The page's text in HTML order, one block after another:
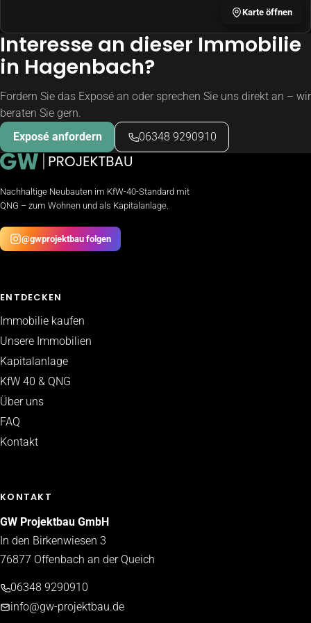
Karte öffnen
Interesse an dieser Immobilie
in Hagenbach?
Fordern Sie das Exposé an oder sprechen Sie uns direkt an – wir
beraten Sie gern.
Exposé anfordern
06348 9290910
Nachhaltige Neubauten im KfW-40-Standard mit
QNG – zum Wohnen und als Kapitalanlage.
@gwprojektbau folgen
ENTDECKEN
Immobilie kaufen
Unsere Immobilien
Kapitalanlage
KfW 40 & QNG
Über uns
FAQ
Kontakt
KONTAKT
GW Projektbau GmbH
In den Birkenwiesen 3
76877 Offenbach an der Queich
06348 9290910
info@gw-projektbau.de